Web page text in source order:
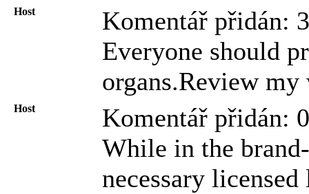
Host
Komentář přidán:
Everyone should
organs.Review my
Host
Komentář přidán:
While in the
necessary